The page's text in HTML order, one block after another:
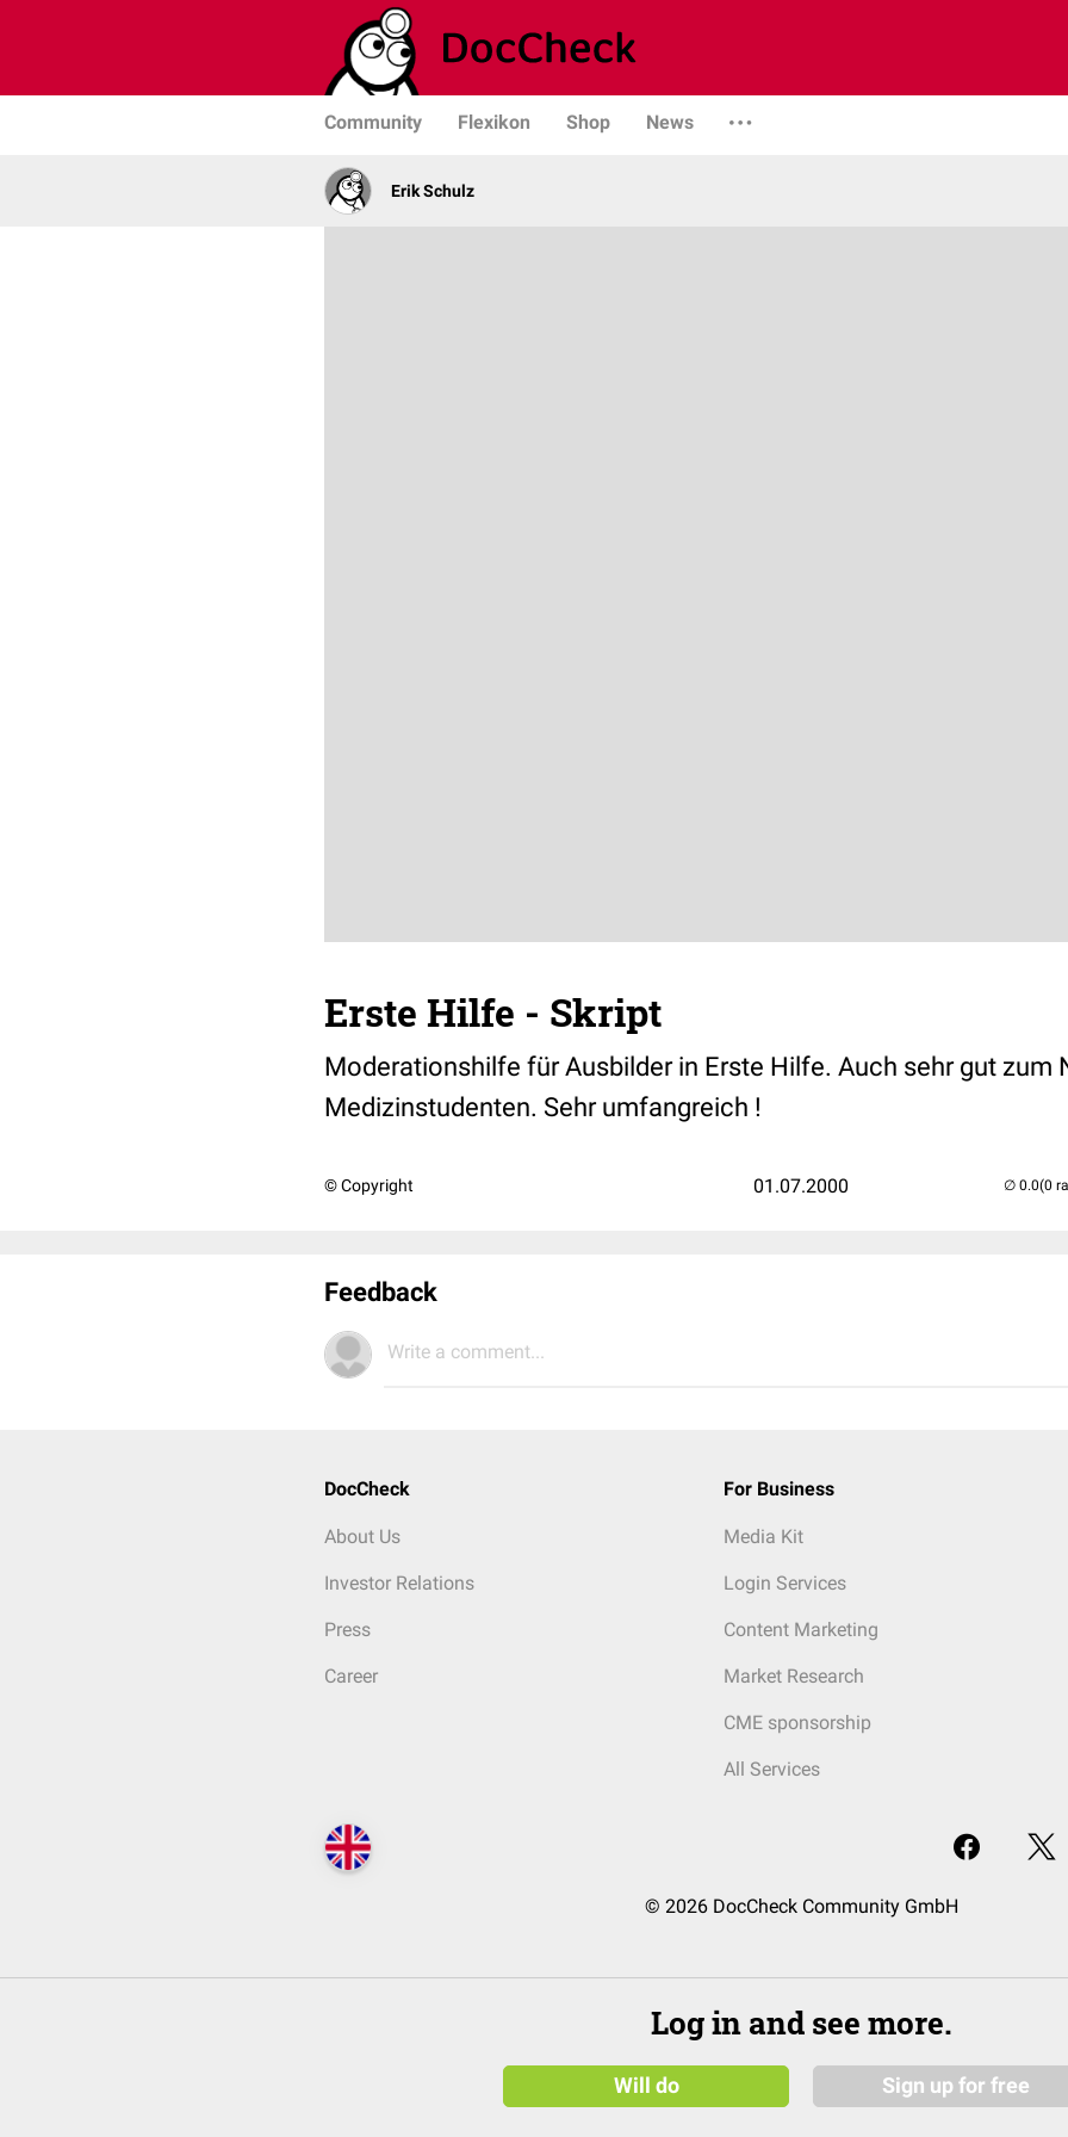
Community Flexikon Shop News
Erik Schulz
Erste Hilfe - Skript
Moderationshilfe für Ausbilder in Erste Hilfe. Auch sehr gut zum
Medizinstudenten. Sehr umfangreich !
© Copyright 01.07.2000 (0
Feedback
Write a comment...
DocCheck
About Us
Investor Relations
Press
Career
For Business
Media Kit
Login Services
Content Marketing
Market Research
CME sponsorship
All Services
© 2026 DocCheck Community GmbH
Log in and see more.
Will do Sign up for free